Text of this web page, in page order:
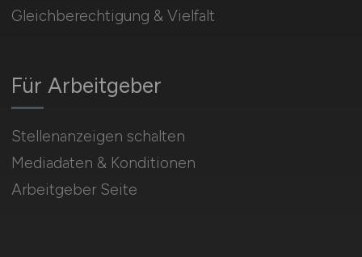
Gleichberechtigung & Vielfalt
Für Arbeitgeber
Stellenanzeigen schalten
Mediadaten & Konditionen
Arbeitgeber Seite